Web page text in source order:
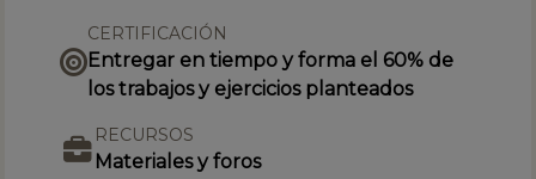
CERTIFICACIÓN
Entregar en tiempo y forma el 60% de
los trabajos y ejercicios planteados
RECURSOS
Materiales y foros